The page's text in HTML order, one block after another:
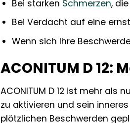
Bei starken Schmerzen,
Bei Verdacht auf eine
Wenn sich Ihre
ACONITUM D
ACONITUM D 12 ist mehr als
zu aktivieren und sein
plötzlichen Beschwerden